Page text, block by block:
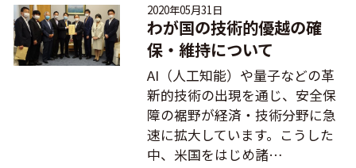
2020年05月31日
わが国の技術的優越の確
保・維持について
AI（人工知能）や量子などの革
新的技術の出現を通じ、安全保
障の裾野が経済・技術分野に急
速に拡大しています。こうした
中、米国をはじめ諸…